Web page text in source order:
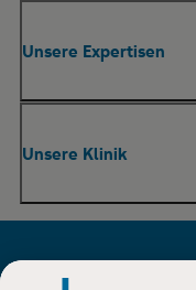
Unsere Expertisen
Akut-Reha
Pflege & Therapie
Unsere Klinik
Ihr Aufenthalt
Für Besucher